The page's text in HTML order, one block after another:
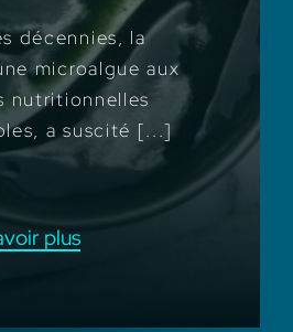
décennies, la
microalgue aux
nutritionnelles
a suscité [...]
plus